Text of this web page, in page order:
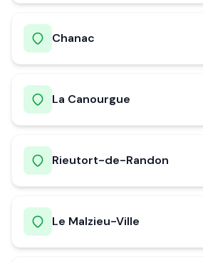
Chanac
La Canourgue
Rieutort-de-Randon
Le Malzieu-Ville